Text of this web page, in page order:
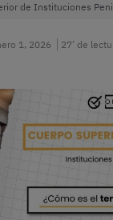
de Instituciones
1, 2026 27’ de